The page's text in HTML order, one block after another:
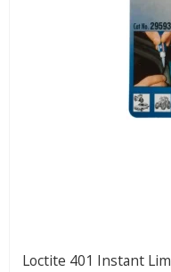
Loctite 401 Instant Lim